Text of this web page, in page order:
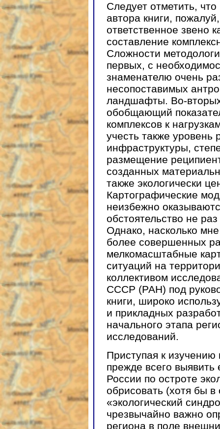
Следует отметить,
автора книги,
ответственное звено
составление
Сложности
первых, с
знаменателю очень
несопоставимых
ландшафты. Во-
обобщающий
комплексов к
учесть также уровень
инфраструктуры,
размещение
созданных
также экологически
Картографические
неизбежно
обстоятельство не
Однако, насколько
более совершенных
мелкомасштабные
ситуаций на
коллективом
СССР (РАН) под
книги, широко
и прикладных
начального этапа
исследований.
Приступая к изучению
прежде всего выявить
России по остроте
обрисовать (хотя бы
«экологический
чрезвычайно важно
региона в поле